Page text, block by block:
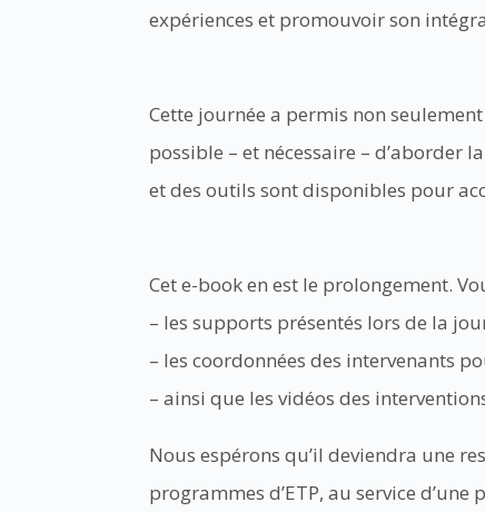
expériences et promouvoir son
Cette journée a permis non
possible – et nécessaire – d’aborder
et des outils sont disponibles pour
Cet e-book en est le prolongement.
– les supports présentés lors de la
– les coordonnées des intervenants
– ainsi que les vidéos des
Nous espérons qu’il deviendra une
programmes d’ETP, au service